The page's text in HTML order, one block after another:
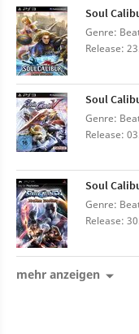
Soul
Genre:
Release:
Soul
Genre:
Release:
Soul
Genre:
Release:
mehr anzeigen